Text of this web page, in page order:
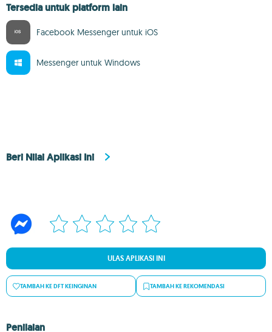
Tersedia untuk platform lain
Facebook Messenger untuk iOS
Messenger untuk Windows
Beri Nilai Aplikasi Ini
ULAS APLIKASI INI
TAMBAH KE DFT KEINGINAN TAMBAH KE REKOMENDASI
Penilaian